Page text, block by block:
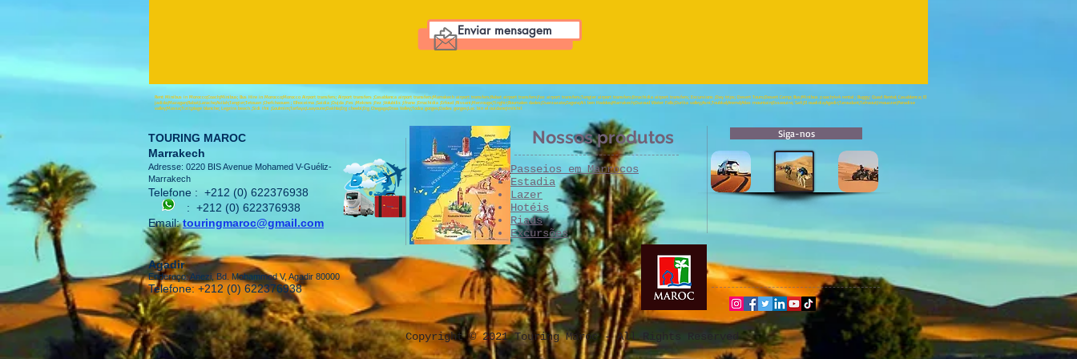
Enviar mensagem
Rent Minibus in Morocco;Coach;Minibus; Bus Hire in Morocco;Morocco Airport transfers; Airport transfers ;Casablanca airport transfers;Marrakech airport transfers;Rabat airport transfers;Fez airport transfers;Tangier airport transfers;Errachidia airport transfers; Excursions ;Day trips; Desert Tours;Desert Camp; Bus;Minibus ;coach;4x4 rental ; Buggy; Quad Rental; Casablanca; El
jadida;Mazagan;Rabat;Larache;Asilah;Tangier;Tetouan ;Chefchaouen ; Elhoceima ;Saidia ;Oujda ;Fes ;Meknes ;Fez ;Volubilis ;Ifrane ;Errachidia ;Erfoud ;Rissani;Merzouga;Tinghir;Boumalen dades;Ouarzazate;Zagora;Ait ben Haddou;Marrakech;Ouzoud Water Falls;Ourika valley;Asni;Toubkal;Aremd;Atlas mountain;Essaouira; Safi;El oualidia;Agadir;Taroudant;Tafraout;Imouzzer;Paradise
valley;Massa;Tizit;plage blanche; Legzira beach ;Sidi ifni ;Goulmim;Tarfaya;Laayoune;Dakhla;Erg cheebi;Erg Chegaga;Draa Valley;Todra gorges;Dades gorges;Lac bin el ouidane;Imilchil
TOURING MAROC
Marrakech
Adresse: 0220 BIS Avenue Mohamed V-Guéliz-
Marrakech
Telefone : +212 (0) 622376938
: +212 (0) 622376938
Email: touringmaroc@gmail.com
Agadir
Endereço: Anezi, Bd. Mohammed V, Agadir 80000
Telefone: +212 (0) 622376938
Nossos produtos
Passeios em Marrocos
Estadia
Lazer
Hotéis
Riads
Excursões
Siga-nos
Copyright © 2021 Touring Maroc - All Rights Reserved